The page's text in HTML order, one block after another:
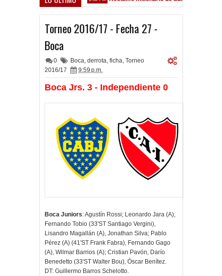
Torneo 2016/17 - Fecha 27 -
Boca
0 Boca, derrota, ficha, Torneo
2016/17
9:59 p.m.
Boca Jrs. 3 - Independiente 0
Boca Juniors: Agustín Rossi; Leonardo Jara (A),
Fernando Tobio (33'ST Santiago Vergini),
Lisandro Magallán (A), Jonathan Silva; Pablo
Pérez (A) (41'ST Frank Fabra), Fernando Gago
(A), Wilmar Barrios (A); Cristian Pavón, Darío
Benedetto (33'ST Walter Bou), Óscar Benítez.
DT: Guillermo Barros Schelotto.